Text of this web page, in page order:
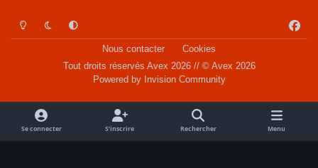
Light ModeDark ModeSystem Preference
a
o
k
Nous contacter
Cookies
Tout droits réservés Avex 2026 // © Avex 2026
Powered by Invision Community
Se connecter S’inscrire Rechercher Menu